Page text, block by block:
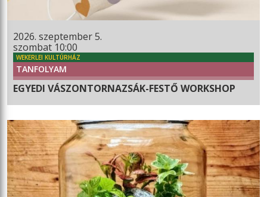
2026. szeptember 5.
szombat 10:00
WEKERLEI KULTÚRHÁZ
TANFOLYAM
EGYEDI VÁSZONTORNAZSÁK-FESTŐ WORKSHOP